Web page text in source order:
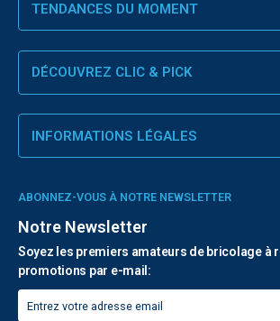
TENDANCES DU MOMENT
DÉCOUVREZ CLIC & PICK
INFORMATIONS LÉGALES
ABONNEZ-VOUS À NOTRE NEWSLETTER
Notre Newsletter
Soyez les premiers amateurs de bricolage à
promotions par e-mail: